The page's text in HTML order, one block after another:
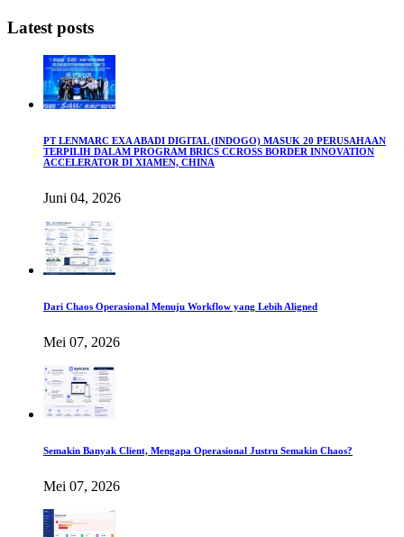
Latest posts
PT LENMARC EXA ABADI DIGITAL (INDOGO) MASUK 20 PERUSAHAAN
TERPILIH DALAM PROGRAM BRICS CCROSS BORDER INNOVATION
ACCELERATOR DI XIAMEN, CHINA
Juni 04, 2026
Dari Chaos Operasional Menuju Workflow yang Lebih Aligned
Mei 07, 2026
Semakin Banyak Client, Mengapa Operasional Justru Semakin Chaos?
Mei 07, 2026